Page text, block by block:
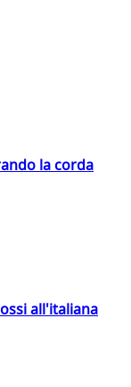
la corda
all'italiana